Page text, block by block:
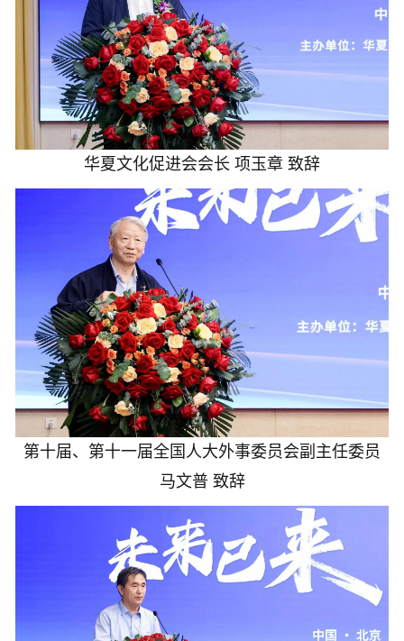
华夏文化促进会会长 项玉章 致辞
第十届、第十一届全国人大外事委员会副主任委员
马文普 致辞